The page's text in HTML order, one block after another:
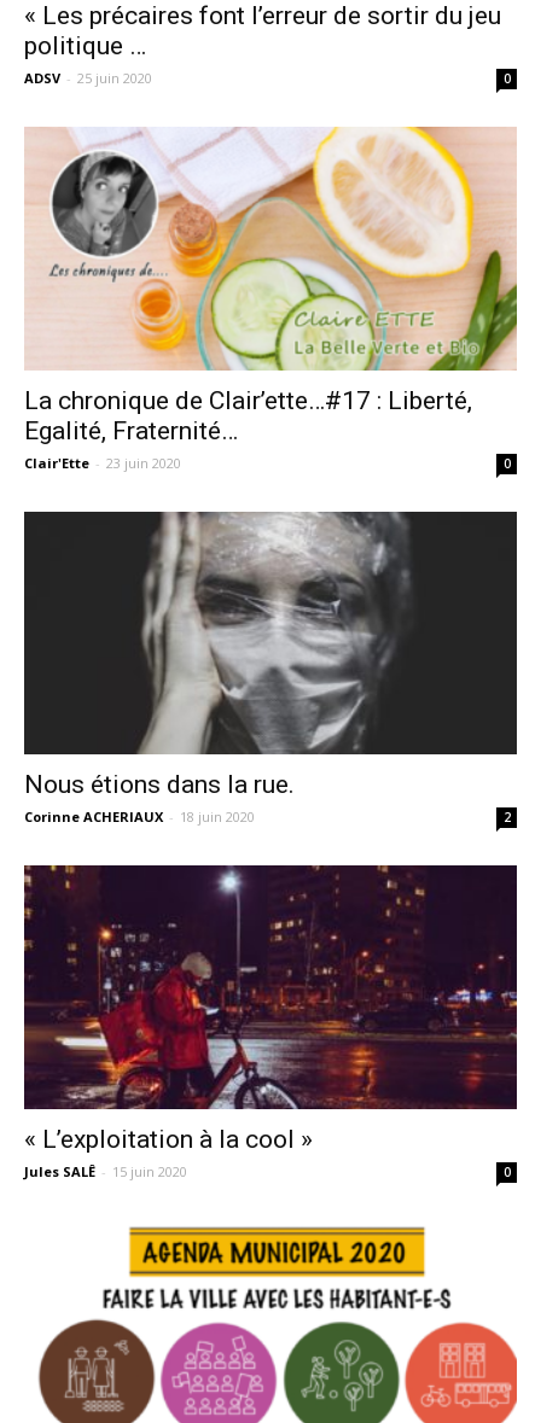
« Les précaires font l’erreur de sortir du jeu
politique …
ADSV - 25 juin 2020 0
La chronique de Clair’ette…#17 : Liberté,
Egalité, Fraternité…
Clair'Ette - 23 juin 2020 0
Nous étions dans la rue.
Corinne ACHERIAUX - 18 juin 2020 2
« L’exploitation à la cool »
Jules SALÊ - 15 juin 2020 0